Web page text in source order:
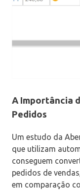
A Importância
Pedidos
Um estudo da
que utilizam
conseguem
pedidos de
em comparação